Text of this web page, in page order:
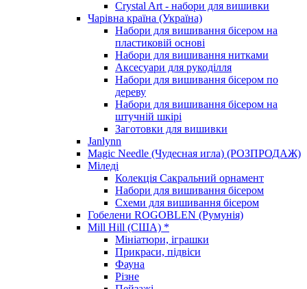
Crystal Art - набори для вишивки
Чарівна країна (Україна)
Набори для вишивання бісером на
пластиковій основі
Набори для вишивання нитками
Аксесуари для рукоділля
Набори для вишивання бісером по
дереву
Набори для вишивання бісером на
штучній шкірі
Заготовки для вишивки
Janlynn
Magic Needle (Чудесная игла) (РОЗПРОДАЖ)
Міледі
Колекція Сакральний орнамент
Набори для вишивання бісером
Схеми для вишивання бісером
Гобелени ROGOBLEN (Румунія)
Mill Hill (США) *
Мініатюри, іграшки
Прикраси, підвіси
Фауна
Різне